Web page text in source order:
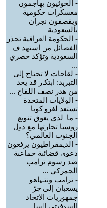
- الحوثيون يهاجمون
معسكرات حكومية
ويقصفون نجران
بالسعودية
- الحكومة العراقية تحذر
الفصائل من استهداف
السعودية وتؤكد حصري
...
- لقاحات لا تحتاج إلى
التبريد: ابتكار قد يحد
من هدر نصف اللقاح ...
- الولايات المتحدة
تستعد لغزو كوبا
- ما الذي يعوق تنويع
روسيا تجارتها مع دول
الجنوب العالمي؟
- الديمقراطيون يرفعون
دعوى قضائية جماعية
ضد رسوم ترامب
الجمركي ...
- ترامب ونتنياهو
يسعيان إلى جرّ
جمهوريات الاتحاد
السوفيتي السا ...